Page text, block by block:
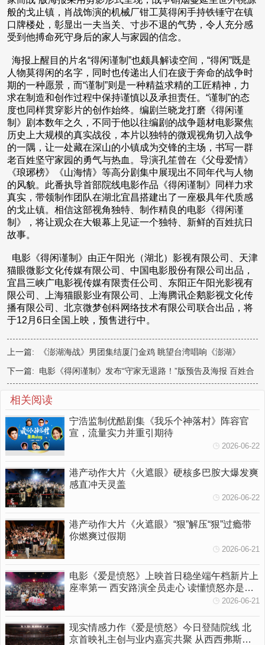
般的戈止镇，肖战饰演的机械厂钳工莫得闲手持铁锤守在镇
口牌楼处，彰显出一夫当关、寸步不退的气势，令人充分感
受到他搏命死守身后的家人与家园的信念。
海报上醒目的片名“得闲谨制”也颇具解读空间，“得闲”既是
人物莫得闲的名字，同时也传递出人们在疲于奔命的战争时
期的一种愿景，而“谨制”则是一种精益求精的工匠精神，力
求在制造和创作过程中保持谨慎以及承担责任。“谨制”的态
度也同样贯穿影片的创作始终。编剧兰晓龙打磨《得闲谨
制》剧本数年之久，不同于他以往编剧的战争题材电影聚焦
历史上大规模的真实战役，本片以独特的微观视角切入战争
的一隅，让一处藏在深山的小镇成为交锋的主场，书写一群
老百姓坚守家园的勇气与热血。导演孔笙曾在《父母爱情》
《琅琊榜》《山海情》等高分剧集中展现出不同年代与人物
的风貌。此番执导首部院线电影作品《得闲谨制》同样力求
真实，带领制作团队在湖北宜昌搭建出了一座极具年代质感
的戈止镇。相信这部视角独特、制作精良的电影《得闲谨
制》，将让观众在大银幕上见证一个独特、新鲜的百姓抗日
故事。
电影《得闲谨制》由正午阳光（湖北）影视有限公司、天津
猫眼微影文化传媒有限公司、中国电影股份有限公司出品，
宜昌三峡广电影视传媒有限责任公司、东阳正午阳光影视有
限公司、上海猫眼影业有限公司、上海腾讯企鹅影视文化传
播有限公司、北京微梦创科网络技术有限公司联合出品，将
于12月6日全国上映，预售进行中。
上一篇:
《澎湖海战》男团集结厦门金鸡 眺望台湾唱响《澎湖》
下一篇: 电影《得闲谨制》发布“守家无退路！”版预告及海报 百姓合
相关阅读
宁浩监制优酷剧集《我乐个神落村》阵容官
宣，流量实力并重引期待
2026-06-22
港产动作大片《火遮眼》硬核多巴胺大爆发爽
感直冲天灵盖
2026-06-22
港产动作大片《火遮眼》“狠”解压“狠”过瘾带
你燃爽过假期
2026-06-21
电影《爱是愤怒》上映首日稳坐端午档新片上
座率第一 西安路演全员走心 读懂愤怒亦是温
2026-06-21
现实情感力作《爱是愤怒》今日登陆院线 北
京首映礼主创与业内嘉宾共聚 从西西弗斯到